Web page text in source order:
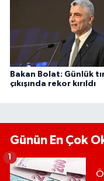
Bakan Bolat: Günlük
çıkışında rekor kırıldı
Günün En Çok